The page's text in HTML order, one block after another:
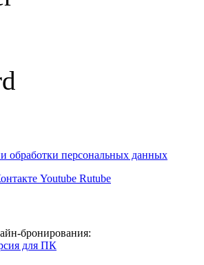
обработки персональных данных
Youtube Rutube
бронирования:
для ПК